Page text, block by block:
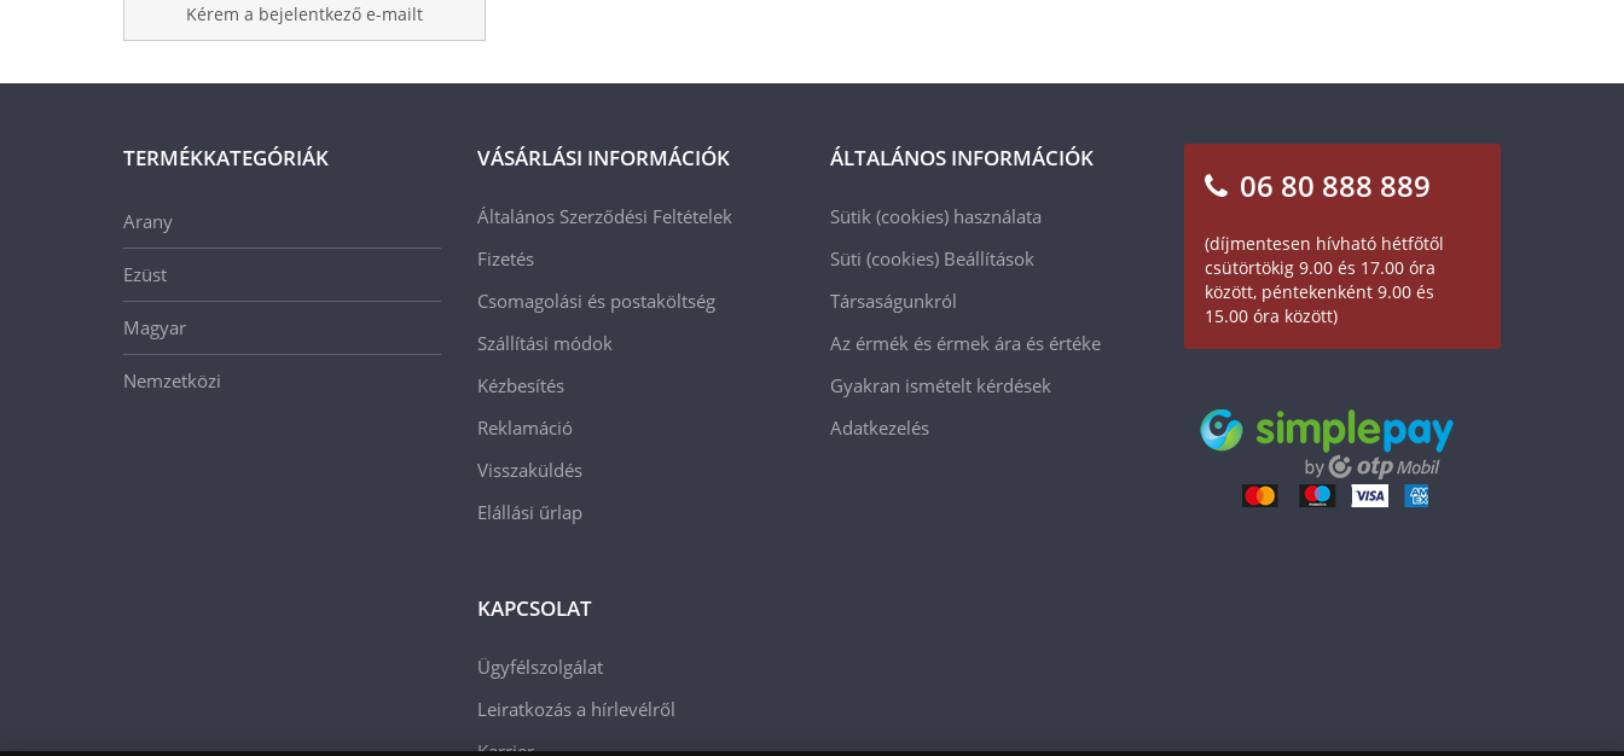
Kérem a bejelentkező e-mailt
TERMÉKKATEGÓRIÁK
Arany
Ezüst
Magyar
Nemzetközi
VÁSÁRLÁSI INFORMÁCIÓK
Általános Szerződési Feltételek
Fizetés
Csomagolási és postaköltség
Szállítási módok
Kézbesítés
Reklamáció
Visszaküldés
Elállási űrlap
KAPCSOLAT
Ügyfélszolgálat
Leiratkozás a hírlevélről
ÁLTALÁNOS INFORMÁCIÓK
Sütik (cookies) használata
Süti (cookies) Beállítások
Társaságunkról
Az érmék és érmek ára és értéke
Gyakran ismételt kérdések
Adatkezelés
06 80 888 889
(díjmentesen hívható hétfőtől
csütörtökig 9.00 és 17.00 óra
között, péntekenként 9.00 és
15.00 óra között)